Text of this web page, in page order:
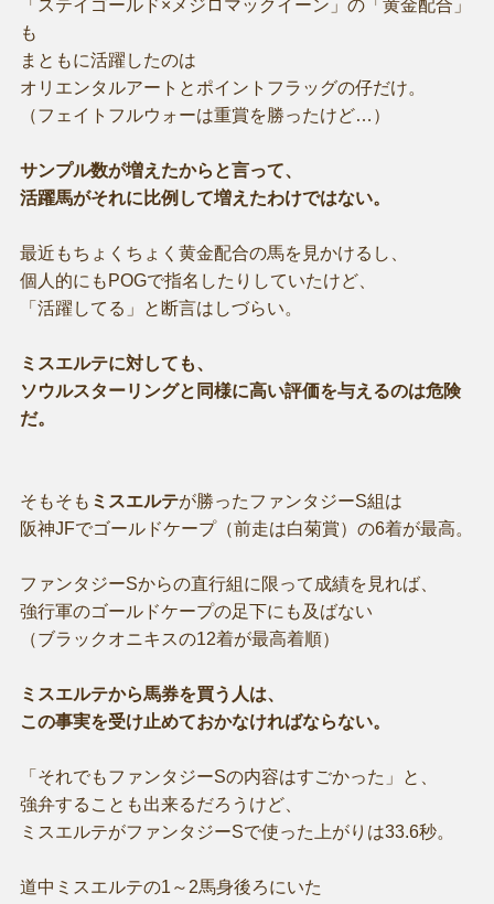
「ステイゴールド×メジロマックイーン」の「黄金配合」
も
まともに活躍したのは
オリエンタルアートとポイントフラッグの仔だけ。
（フェイトフルウォーは重賞を勝ったけど…）
サンプル数が増えたからと言って、
活躍馬がそれに比例して増えたわけではない。
最近もちょくちょく黄金配合の馬を見かけるし、
個人的にもPOGで指名したりしていたけど、
「活躍してる」と断言はしづらい。
ミスエルテに対しても、
ソウルスターリングと同様に高い評価を与えるのは危険
だ。
そもそも ミスエルテが勝ったファンタジーS組は
阪神JFでゴールドケープ（前走は白菊賞）の6着が最高。
ファンタジーSからの直行組に限って成績を見れば、
強行軍のゴールドケープの足下にも及ばない
（ブラックオニキスの12着が最高着順）
ミスエルテから馬券を買う人は、
この事実を受け止めておかなければならない。
「それでもファンタジーSの内容はすごかった」と、
強弁することも出来るだろうけど、
ミスエルテがファンタジーSで使った上がりは33.6秒。
道中ミスエルテの1～2馬身後ろにいた